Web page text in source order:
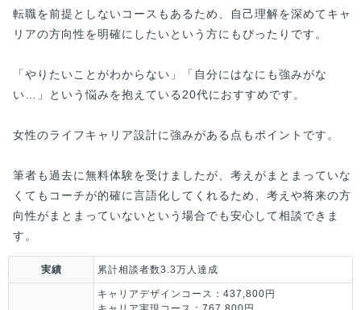
転職を前提としないコースもあるため、自己理解を深めてキャ
リアの方向性を明確にしたいという方にもぴったりです。
「やりたいことがわからない」「自分にはなにも強みがな
い…」という悩みを抱えている20代におすすめです。
女性のライフキャリア設計に強みがある点もポイントです。
筆者も過去に無料体験を受けましたが、考えがまとまっていな
くてもコーチが的確に言語化してくれるため、考えや将来の方
向性がまとまっていないという場合でも安心して相談できま
す。
実績 累計相談者数3.3万人達成
キャリアデザインコース：437,800円